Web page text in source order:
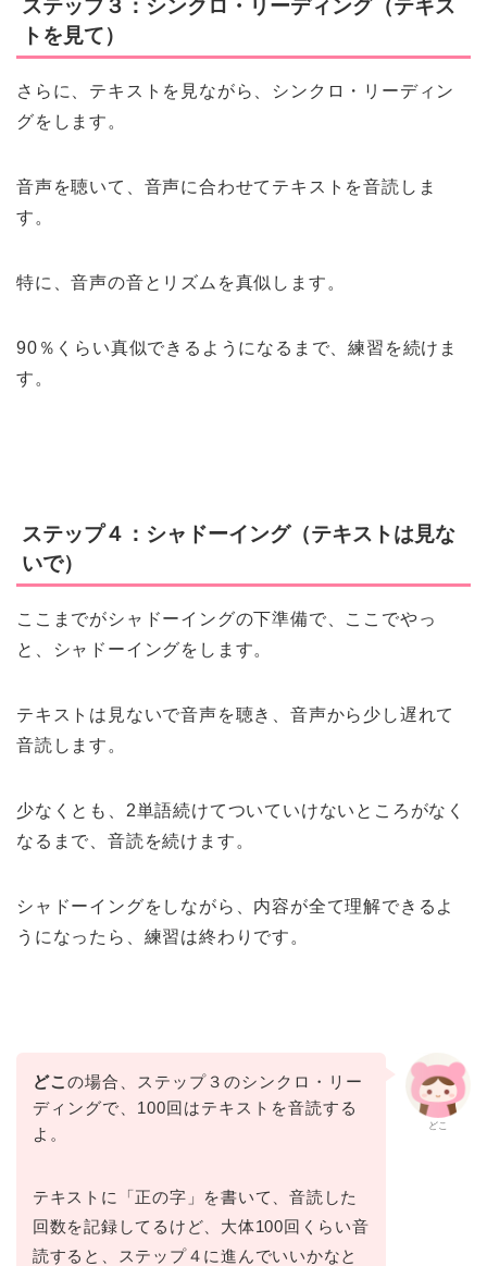
ステップ３：シンクロ・リーディング（テキス
トを見て）
さらに、テキストを見ながら、シンクロ・リーディン
グをします。
音声を聴いて、音声に合わせてテキストを音読しま
す。
特に、音声の音とリズムを真似します。
90％くらい真似できるようになるまで、練習を続けま
す。
ステップ４：シャドーイング（テキストは見な
いで）
ここまでがシャドーイングの下準備で、ここでやっ
と、シャドーイングをします。
テキストは見ないで音声を聴き、音声から少し遅れて
音読します。
少なくとも、2単語続けてついていけないところがなく
なるまで、音読を続けます。
シャドーイングをしながら、内容が全て理解できるよ
うになったら、練習は終わりです。
どこ
どこ の場合、ステップ３のシンクロ・リー
ディングで、100回はテキストを音読する
よ。
テキストに「正の字」を書いて、音読した
回数を記録してるけど、大体100回くらい音
読すると、ステップ４に進んでいいかなと